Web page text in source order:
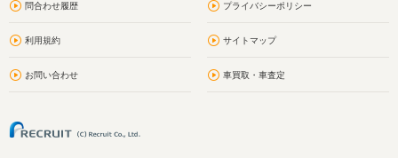
問合わせ履歴 プライバシーポリシー
利用規約 サイトマップ
お問い合わせ 車買取・車査定